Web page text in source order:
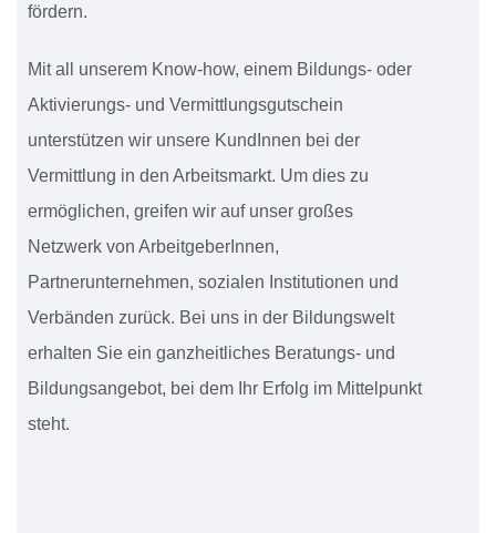
fördern.
Mit all unserem Know-how, einem Bildungs- oder
Aktivierungs- und Vermittlungsgutschein
unterstützen wir unsere KundInnen bei der
Vermittlung in den Arbeitsmarkt. Um dies zu
ermöglichen, greifen wir auf unser großes
Netzwerk von ArbeitgeberInnen,
Partnerunternehmen, sozialen Institutionen und
Verbänden zurück. Bei uns in der Bildungswelt
erhalten Sie ein ganzheitliches Beratungs- und
Bildungsangebot, bei dem Ihr Erfolg im Mittelpunkt
steht.